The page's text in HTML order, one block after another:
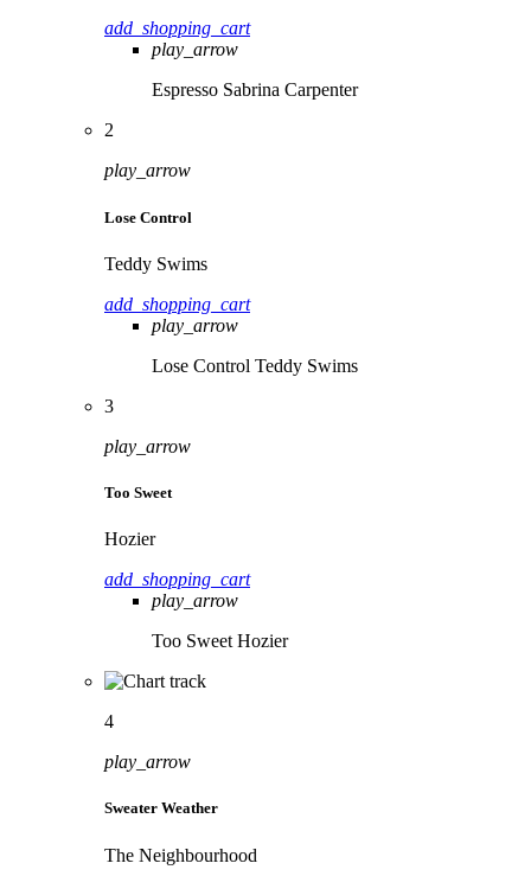
add_shopping_cart
play_arrow
Espresso Sabrina Carpenter
2
play_arrow
Lose Control
Teddy Swims
add_shopping_cart
play_arrow
Lose Control Teddy Swims
3
play_arrow
Too Sweet
Hozier
add_shopping_cart
play_arrow
Too Sweet Hozier
4
play_arrow
Sweater Weather
The Neighbourhood